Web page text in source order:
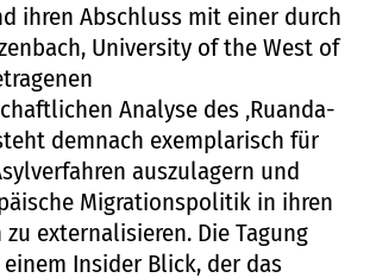
ihren Abschluss mit einer durch
University of the West of
Analyse des ‚Ruanda-
demnach exemplarisch für
auszulagern und
Migrationspolitik in ihren
zu externalisieren. Die Tagung
Insider Blick, der das